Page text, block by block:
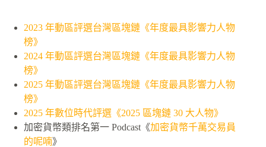
2023 年動區評選台灣區塊鏈《年度最具影響力人物
榜》
2024 年動區評選台灣區塊鏈《年度最具影響力人物
榜》
2025 年動區評選台灣區塊鏈《年度最具影響力人物
榜》
2025 年數位時代評選《2025 區塊鏈 30 大人物》
加密貨幣類排名第一 Podcast《加密貨幣千萬交易員
的呢喃》